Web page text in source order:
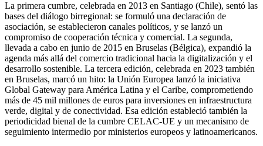
La primera cumbre, celebrada en 2013 en Santiago (Chile), sentó las
bases del diálogo birregional: se formuló una declaración de
asociación, se establecieron canales políticos, y se lanzó un
compromiso de cooperación técnica y comercial. La segunda,
llevada a cabo en junio de 2015 en Bruselas (Bélgica), expandió la
agenda más allá del comercio tradicional hacia la digitalización y el
desarrollo sostenible. La tercera edición, celebrada en 2023 también
en Bruselas, marcó un hito: la Unión Europea lanzó la iniciativa
Global Gateway para América Latina y el Caribe, comprometiendo
más de 45 mil millones de euros para inversiones en infraestructura
verde, digital y de conectividad. Esa edición estableció también la
periodicidad bienal de la cumbre CELAC-UE y un mecanismo de
seguimiento intermedio por ministerios europeos y latinoamericanos.